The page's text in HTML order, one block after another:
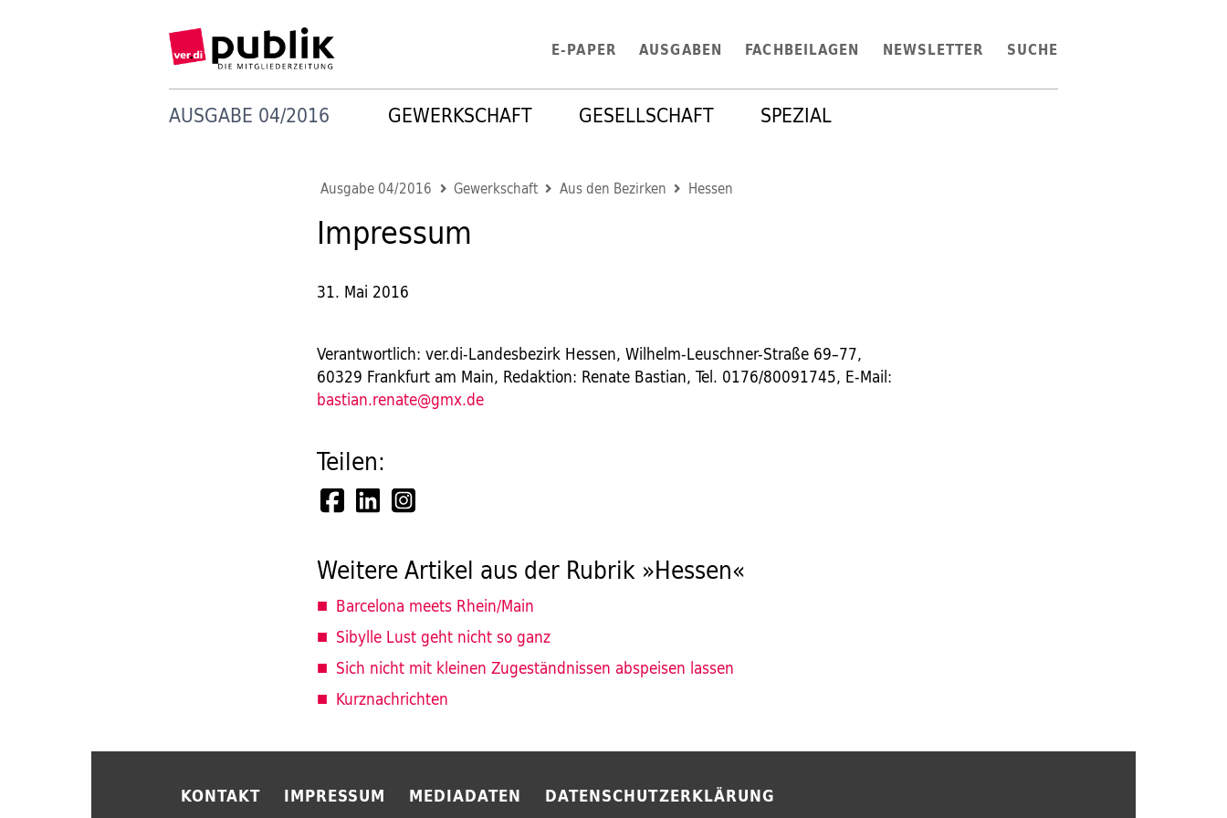
E-PAPER AUSGABEN FACHBEILAGEN NEWSLETTER SUCHE
AUSGABE 04/2016 GEWERKSCHAFT GESELLSCHAFT SPEZIAL
Ausgabe 04/2016 Gewerkschaft Aus den Bezirken Hessen
Impressum
31. Mai 2016
Verantwortlich: ver.di-Landesbezirk Hessen, Wilhelm-Leuschner-Straße 69–77,
60329 Frankfurt am Main, Redaktion: Renate Bastian, Tel. 0176/80091745, E-Mail:
bastian.renate@gmx.de
Teilen:
Weitere Artikel aus der Rubrik »Hessen«
Barcelona meets Rhein/Main
Sibylle Lust geht nicht so ganz
Sich nicht mit kleinen Zugeständnissen abspeisen lassen
Kurznachrichten
KONTAKT IMPRESSUM MEDIADATEN DATENSCHUTZERKLÄRUNG